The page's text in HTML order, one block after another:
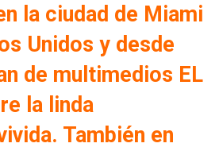
la ciudad de Miami
Unidos y desde
de multimedios EL
la linda
También en